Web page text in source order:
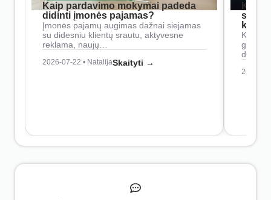
Kaip pardavimo mokymai padeda
didinti įmonės pajamas?
Įmonės pajamų augimas dažnai siejamas
su didesniu klientų srautu, aktyvesne
reklama, naujų…
2026-07-22 • NatalijaSkaityti →
Kaip
2026-